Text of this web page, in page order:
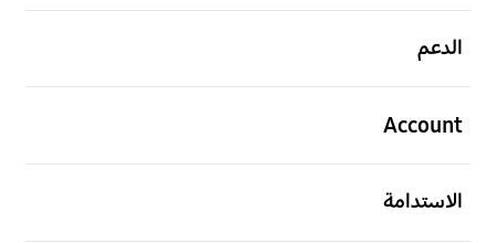
الدعم
Account
الاستدامة